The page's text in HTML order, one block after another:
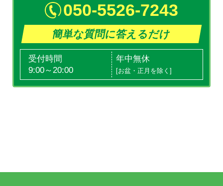
050-5526-7243
簡単な質問に答えるだけ
受付時間
9:00～20:00
年中無休
[お盆・正月を除く]